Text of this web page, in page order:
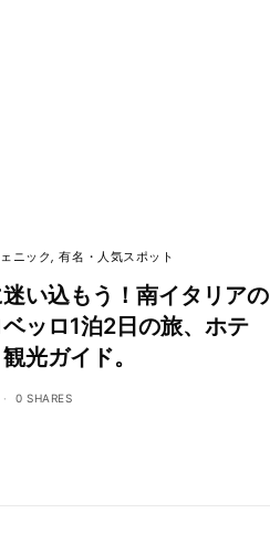
ニック ,有名・人気スポット
い込もう！南イタリアの
ッロ1泊2日の旅、ホテ
光ガイド。
0 SHARES